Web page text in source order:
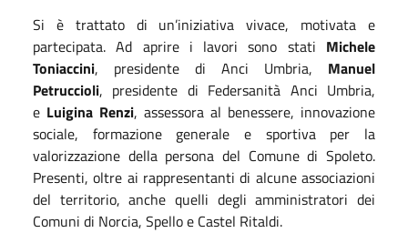
Si è trattato di un’iniziativa vivace, motivata e
partecipata. Ad aprire i lavori sono stati Michele
Toniaccini, presidente di Anci Umbria, Manuel
Petruccioli, presidente di Federsanità Anci Umbria,
e Luigina Renzi, assessora al benessere, innovazione
sociale, formazione generale e sportiva per la
valorizzazione della persona del Comune di Spoleto.
Presenti, oltre ai rappresentanti di alcune associazioni
del territorio, anche quelli degli amministratori dei
Comuni di Norcia, Spello e Castel Ritaldi.